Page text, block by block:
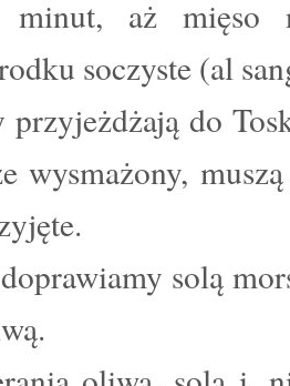
aż mięso
soczyste (al
do
wysmażony,
solą